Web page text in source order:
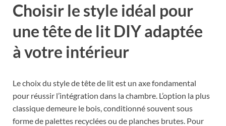
Choisir le style idéal pour
une tête de lit DIY adaptée
à votre intérieur
Le choix du style de tête de lit est un axe fondamental
pour réussir l’intégration dans la chambre. L’option la plus
classique demeure le bois, conditionné souvent sous
forme de palettes recyclées ou de planches brutes. Pour